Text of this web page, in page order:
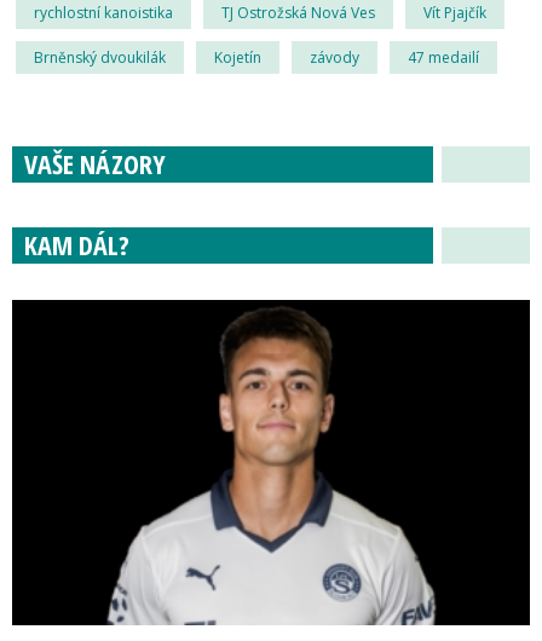
rychlostní kanoistika TJ Ostrožská Nová Ves Vít Pjajčík
Brněnský dvoukilák Kojetín závody 47 medailí
VAŠE NÁZORY
KAM DÁL?